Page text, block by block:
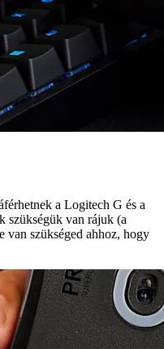
a Logitech G és a
szükségük van rájuk (a
van szükséged ahhoz, hogy